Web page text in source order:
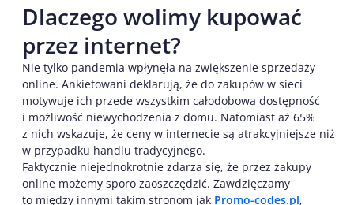
Dlaczego wolimy kupować
przez internet?
Nie tylko pandemia wpłynęła na zwiększenie sprzedaży
online. Ankietowani deklarują, że do zakupów w sieci
motywuje ich przede wszystkim całodobowa dostępność
i możliwość niewychodzenia z domu. Natomiast aż 65%
z nich wskazuje, że ceny w internecie są atrakcyjniejsze niż
w przypadku handlu tradycyjnego.
Faktycznie niejednokrotnie zdarza się, że przez zakupy
online możemy sporo zaoszczędzić. Zawdzięczamy
to między innymi takim stronom jak Promo-codes.pl,